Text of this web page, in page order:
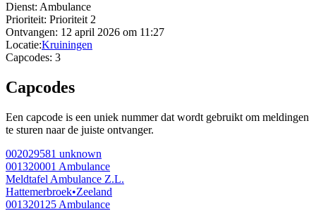
Dienst: Ambulance
Prioriteit: Prioriteit 2
Ontvangen: 12 april 2026 om 11:27
Locatie:Kruiningen
Capcodes: 3
Capcodes
Een capcode is een uniek nummer dat wordt gebruikt om meldingen
te sturen naar de juiste ontvanger.
002029581 unknown
001320001 Ambulance
Meldtafel Ambulance Z.L.
Hattemerbroek•Zeeland
001320125 Ambulance